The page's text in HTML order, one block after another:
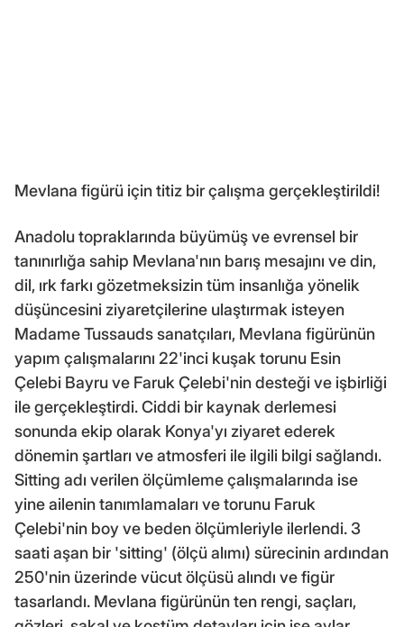
Mevlana figürü için titiz bir çalışma gerçekleştirildi!
Anadolu topraklarında büyümüş ve evrensel bir
tanınırlığa sahip Mevlana'nın barış mesajını ve din,
dil, ırk farkı gözetmeksizin tüm insanlığa yönelik
düşüncesini ziyaretçilerine ulaştırmak isteyen
Madame Tussauds sanatçıları, Mevlana figürünün
yapım çalışmalarını 22'inci kuşak torunu Esin
Çelebi Bayru ve Faruk Çelebi'nin desteği ve işbirliği
ile gerçekleştirdi. Ciddi bir kaynak derlemesi
sonunda ekip olarak Konya'yı ziyaret ederek
dönemin şartları ve atmosferi ile ilgili bilgi sağlandı.
Sitting adı verilen ölçümleme çalışmalarında ise
yine ailenin tanımlamaları ve torunu Faruk
Çelebi'nin boy ve beden ölçümleriyle ilerlendi. 3
saati aşan bir 'sitting' (ölçü alımı) sürecinin ardından
250'nin üzerinde vücut ölçüsü alındı ve figür
tasarlandı. Mevlana figürünün ten rengi, saçları,